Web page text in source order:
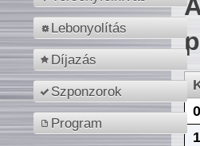
Lebonyolítás
Díjazás
Szponzorok
Program